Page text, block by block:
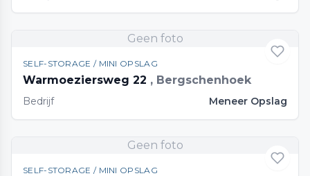
Geen foto
SELF-STORAGE / MINI OPSLAG
Warmoeziersweg 22 , Bergschenhoek
Bedrijf Meneer Opslag
Geen foto
SELF-STORAGE / MINI OPSLAG